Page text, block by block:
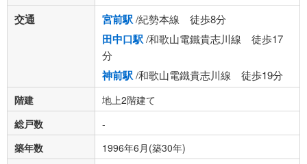
交通 宮前駅/紀勢本線 徒歩8分
田中口駅/和歌山電鐵貴志川線 徒歩17
分
神前駅/和歌山電鐵貴志川線 徒歩19分
階建
地上2階建て
総戸数
-
築年数
1996年6月(築30年)